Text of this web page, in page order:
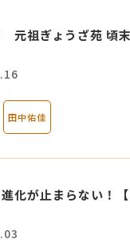
元祖ぎょうざ苑 頃
田中佑佳
化が止まらない！